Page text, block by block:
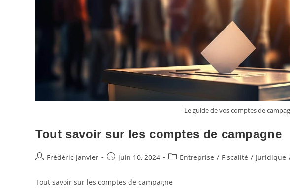
Le guide de vos comptes de
Tout savoir sur les comptes de campagne
Frédéric Janvier juin 10, 2024 Entreprise / Fiscalité / Juridique
Tout savoir sur les comptes de campagne